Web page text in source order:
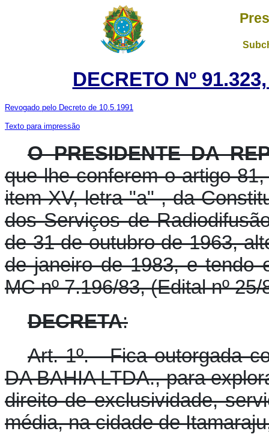
DECRETO Nº
Revogado pelo Decreto de 10.5.1991
Texto para impressão
O PRESIDENTE DA
que lhe conferem o artigo
item XV, letra "a" , da
dos Serviços de
de 31 de outubro de 1963,
de janeiro de 1983, e tendo
MC nº 7.196/83, (Edital nº 25/
DECRETA:
Art. 1º. - Fica outorgada
DA BAHIA LTDA., para
direito de exclusividade,
média, na cidade de